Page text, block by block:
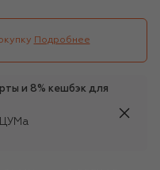
Подробнее
и 8% кешбэк для
ЦУМа